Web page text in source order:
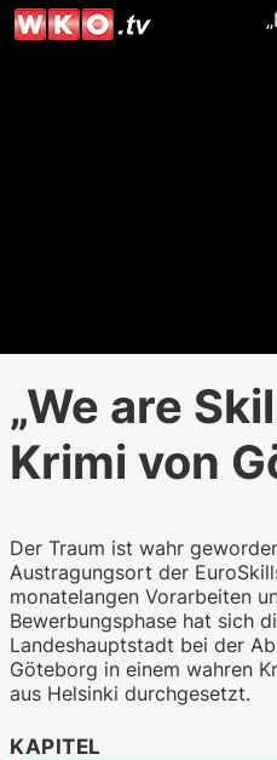
„We are
Krimi von
Der Traum ist wahr
Austragungsort der
monatelangen Vorarbeiten
Bewerbungsphase hat sich
Landeshauptstadt bei der
Göteborg in einem wahren
aus Helsinki durchgesetzt.
KAPITEL
WKO.tv KI
26b-a4b-it,